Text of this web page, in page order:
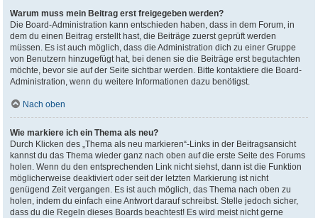
Warum muss mein Beitrag erst freigegeben werden?
Die Board-Administration kann entschieden haben, dass in dem Forum, in
dem du einen Beitrag erstellt hast, die Beiträge zuerst geprüft werden
müssen. Es ist auch möglich, dass die Administration dich zu einer Gruppe
von Benutzern hinzugefügt hat, bei denen sie die Beiträge erst begutachten
möchte, bevor sie auf der Seite sichtbar werden. Bitte kontaktiere die Board-
Administration, wenn du weitere Informationen dazu benötigst.
Nach oben
Wie markiere ich ein Thema als neu?
Durch Klicken des „Thema als neu markieren“-Links in der Beitragsansicht
kannst du das Thema wieder ganz nach oben auf die erste Seite des Forums
holen. Wenn du den entsprechenden Link nicht siehst, dann ist die Funktion
möglicherweise deaktiviert oder seit der letzten Markierung ist nicht
genügend Zeit vergangen. Es ist auch möglich, das Thema nach oben zu
holen, indem du einfach eine Antwort darauf schreibst. Stelle jedoch sicher,
dass du die Regeln dieses Boards beachtest! Es wird meist nicht gerne